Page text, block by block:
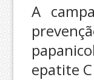
A
epatite